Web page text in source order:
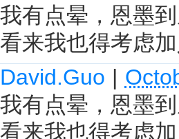
我有点晕，恩墨
看来我也得考虑
David.Guo |
我有点晕，恩墨
看来我也得考虑